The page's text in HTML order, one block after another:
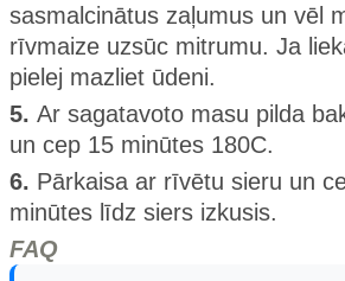
sasmalcinātus zaļumus un vēl
rīvmaize uzsūc mitrumu. Ja
pielej mazliet ūdeni.
5. Ar sagatavoto masu pilda
un cep 15 minūtes 180C.
6. Pārkaisa ar rīvētu sieru un
minūtes līdz siers izkusis.
FAQ